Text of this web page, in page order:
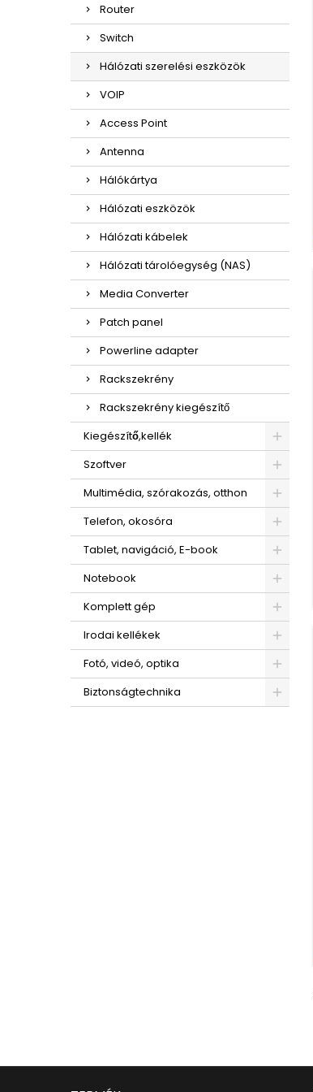
Router
Switch
Hálózati szerelési eszközök
VOIP
Access Point
Antenna
Hálókártya
Hálózati eszközök
Hálózati kábelek
Hálózati tárolóegység (NAS)
Media Converter
Patch panel
Powerline adapter
Rackszekrény
Rackszekrény kiegészítő
Kiegészítő,kellék
Szoftver
Multimédia, szórakozás, otthon
Telefon, okosóra
Tablet, navigáció, E-book
Notebook
Komplett gép
Irodai kellékek
Fotó, videó, optika
Biztonságtechnika